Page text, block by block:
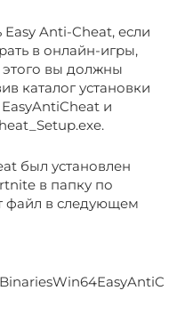
Anti-Cheat, если
в онлайн-игры,
этого вы должны
каталог установки
и
был установлен
в папку по
файл в следующем